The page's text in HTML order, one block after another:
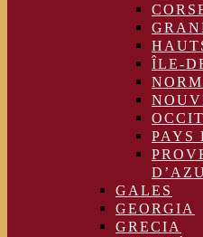
ÎLE-
PAYS
GALES
GEORGIA
GRECIA